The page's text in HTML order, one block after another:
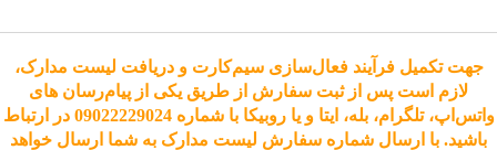
جهت تکمیل فرآیند فعال‌سازی سیم‌کارت و دریافت لیست مدارک،
لازم است پس از ثبت سفارش از طریق یکی از پیام‌رسان های
واتس‌اپ، تلگرام، بله، ایتا و یا روبیکا با شماره 09022229024 در ارتباط
باشید. با ارسال شماره سفارش لیست مدارک به شما ارسال خواهد